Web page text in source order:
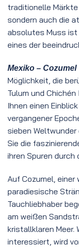
traditionelle
sondern auch die
absolutes Muss ist
eines der
Mexiko – Cozumel
Möglichkeit, die
Tulum und
Ihnen einen
vergangener
sieben
Sie die
ihren Spuren durch
Auf Cozumel,
paradiesische
Tauchliebhaber
am weißen
kristallklaren Meer.
interessiert, wird